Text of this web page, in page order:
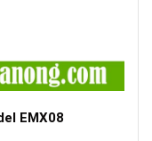
EMX08